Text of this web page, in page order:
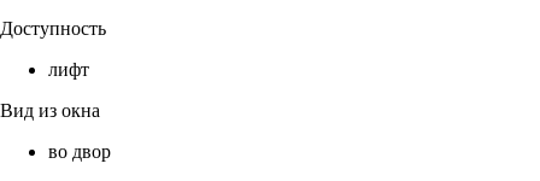
Доступность
лифт
Вид из окна
во двор